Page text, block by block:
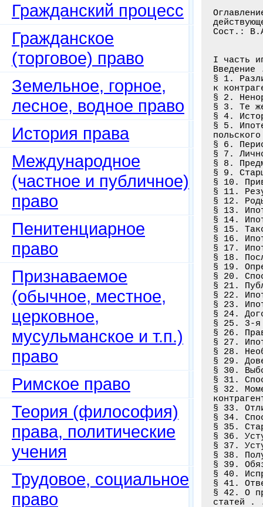
Гражданский процесс
Гражданское
(торговое) право
Земельное, горное,
лесное, водное право
История права
Международное
(частное и публичное)
право
Пенитенциарное
право
Признаваемое
(обычное, местное,
церковное,
мусульманское и т.п.)
право
Римское право
Теория (философия)
права, политические
учения
Трудовое, социальное
право
Сост.:
I часть
§ 1.
к
§ 2.
§ 3. Те
§ 4.
§ 5.
§ 6.
§ 7.
§ 8.
§ 9.
§ 10.
§ 11.
§ 12.
§ 13.
§ 14.
§ 15.
§ 16.
§ 17.
§ 18.
§ 19.
§ 20.
§ 21.
§ 22.
§ 23.
§ 24.
§ 25. 3-
§ 26.
§ 27.
§ 28.
§ 29.
§ 30.
§ 31.
§ 32.
§ 33.
§ 34.
§ 35.
§ 36.
§ 37.
§ 38.
§ 39.
§ 40.
§ 41.
§ 42. О